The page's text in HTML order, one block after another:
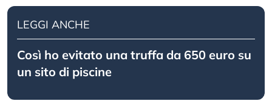
LEGGI ANCHE
Così ho evitato una truffa da 650 euro su
un sito di piscine